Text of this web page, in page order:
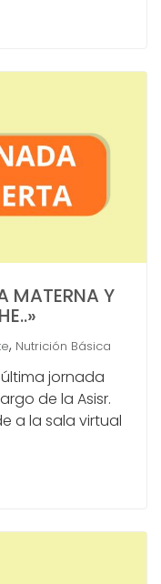
MATERNA Y
, Nutrición Básica
jornada
de la Asisr.
a la sala virtual